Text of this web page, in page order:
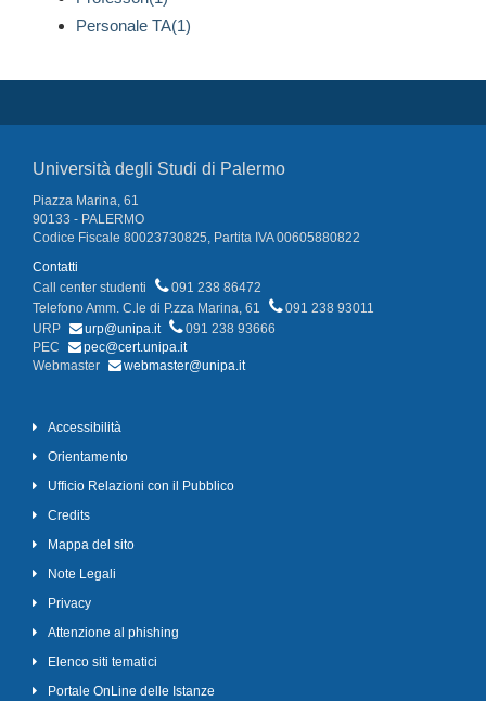
Personale TA(1)
Università degli Studi di Palermo
Piazza Marina, 61
90133 - PALERMO
Codice Fiscale 80023730825, Partita IVA 00605880822
Contatti
Call center studenti
091 238 86472
Telefono Amm. C.le di P.zza Marina, 61
091 238 93011
URP
urp@unipa.it
091 238 93666
PEC
pec@cert.unipa.it
Webmaster
webmaster@unipa.it
Accessibilità
Orientamento
Ufficio Relazioni con il Pubblico
Credits
Mappa del sito
Note Legali
Privacy
Attenzione al phishing
Elenco siti tematici
Portale OnLine delle Istanze